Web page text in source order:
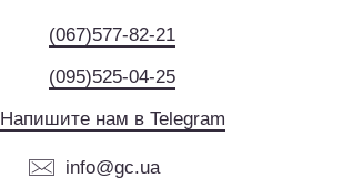
(067)577-82-21
(095)525-04-25
Напишите нам в Telegram
info@gc.ua